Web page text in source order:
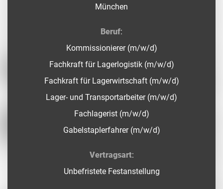
München
Beruf:
Kommissionierer (m/w/d)
Fachkraft für Lagerlogistik (m/w/d)
Fachkraft für Lagerwirtschaft (m/w/d)
Lager- und Transportarbeiter (m/w/d)
Fachlagerist (m/w/d)
Gabelstaplerfahrer (m/w/d)
Vertragsart:
Unbefristete Festanstellung